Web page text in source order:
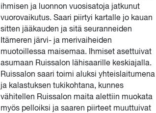
ihmisen ja luonnon vuosisatoja jatkunut
vuorovaikutus. Saari piirtyi kartalle jo kauan
sitten jääkauden ja sitä seuranneiden
Itämeren järvi- ja merivaiheiden
muotoillessa maisemaa. Ihmiset asettuivat
asumaan Ruissalon lähisaarille keskiajalla.
Ruissalon saari toimi aluksi yhteislaitumena
ja kalastuksen tukikohtana, kunnes
vähitellen Ruissalon maita alettiin muokata
myös pelloiksi ja saaren piirteet muuttuivat